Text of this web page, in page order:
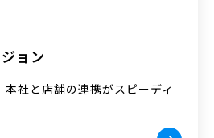
ョン
社と店舗の連携がスピーディ